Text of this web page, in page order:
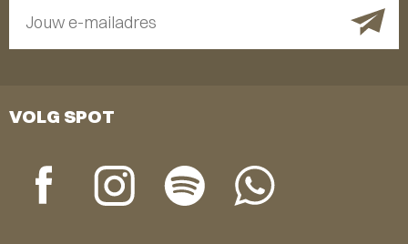
Jouw e-mailadres
VOLG SPOT